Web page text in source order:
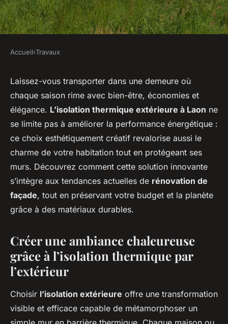
Isolation thermique extérieure
à laon : réinventez votre
confort et valorisez votre
façade
Soan•23 janvier 2026•6 min de lecture
Accueil›Travaux
Laissez-vous transporter dans une demeure où
chaque saison rime avec bien-être, économies et
élégance. L’isolation thermique extérieure à Laon ne
se limite pas à améliorer la performance énergétique :
ce choix esthétiquement créatif revalorise aussi le
charme de votre habitation tout en protégeant ses
murs. Découvrez comment cette solution innovante
s’intègre aux tendances actuelles de rénovation de
façade, tout en préservant votre budget et la planète
grâce à des matériaux durables.
Créer une ambiance chaleureuse
grâce à l’isolation thermique par
l’extérieur
Choisir l’isolation extérieure offre une transformation
visible et efficace capable de métamorphoser un